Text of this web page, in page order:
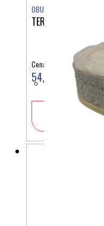
OBUTEV
TERLIK SABO
Cena:
54,90 €
V košarico